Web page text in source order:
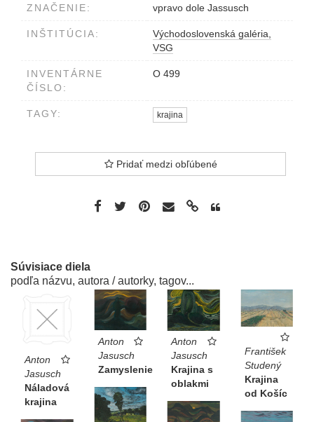
ZNAČENIE: vpravo dole Jassusch
INŠTITÚCIA:
Východoslovenská galéria,
VSG
INVENTÁRNE
ČÍSLO:
O 499
TAGY: krajina
Pridať medzi obľúbené
Súvisiace diela
podľa názvu, autora / autorky, tagov...
Anton
Jasusch
Náladová
krajina
Anton
Jasusch
Zamyslenie
Anton
Jasusch
Krajina s
oblakmi
František
Studený
Krajina
od Košíc